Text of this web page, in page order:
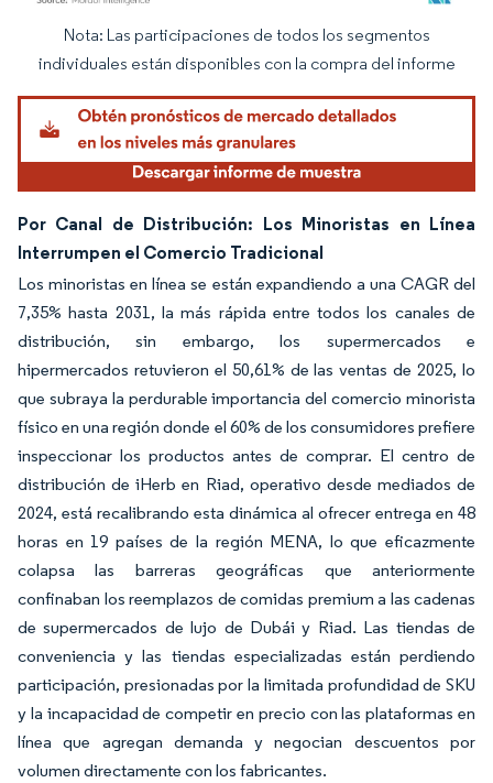
Imagen © Mordor Intelligence. El uso requiere atribución según CC BY 4.0.
Nota: Las participaciones de todos los segmentos
individuales están disponibles con la compra del informe
Por Canal de Distribución: Los Minoristas en Línea
Interrumpen el Comercio Tradicional
Los minoristas en línea se están expandiendo a una CAGR del
7,35% hasta 2031, la más rápida entre todos los canales de
distribución, sin embargo, los supermercados e
hipermercados retuvieron el 50,61% de las ventas de 2025, lo
que subraya la perdurable importancia del comercio minorista
físico en una región donde el 60% de los consumidores prefiere
inspeccionar los productos antes de comprar. El centro de
distribución de iHerb en Riad, operativo desde mediados de
2024, está recalibrando esta dinámica al ofrecer entrega en 48
horas en 19 países de la región MENA, lo que eficazmente
colapsa las barreras geográficas que anteriormente
confinaban los reemplazos de comidas premium a las cadenas
de supermercados de lujo de Dubái y Riad. Las tiendas de
conveniencia y las tiendas especializadas están perdiendo
participación, presionadas por la limitada profundidad de SKU
y la incapacidad de competir en precio con las plataformas en
línea que agregan demanda y negocian descuentos por
volumen directamente con los fabricantes.